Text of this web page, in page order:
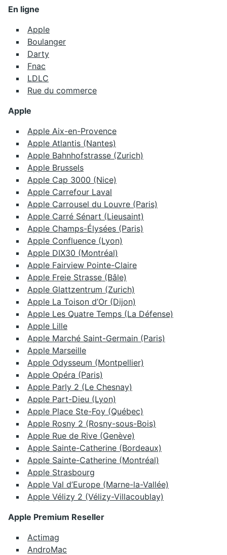
En ligne
Apple
Boulanger
Darty
Fnac
LDLC
Rue du commerce
Apple
Apple Aix-en-Provence
Apple Atlantis (Nantes)
Apple Bahnhofstrasse (Zurich)
Apple Brussels
Apple Cap 3000 (Nice)
Apple Carrefour Laval
Apple Carrousel du Louvre (Paris)
Apple Carré Sénart (Lieusaint)
Apple Champs-Élysées (Paris)
Apple Confluence (Lyon)
Apple DIX30 (Montréal)
Apple Fairview Pointe-Claire
Apple Freie Strasse (Bâle)
Apple Glattzentrum (Zurich)
Apple La Toison d’Or (Dijon)
Apple Les Quatre Temps (La Défense)
Apple Lille
Apple Marché Saint-Germain (Paris)
Apple Marseille
Apple Odysseum (Montpellier)
Apple Opéra (Paris)
Apple Parly 2 (Le Chesnay)
Apple Part-Dieu (Lyon)
Apple Place Ste-Foy (Québec)
Apple Rosny 2 (Rosny-sous-Bois)
Apple Rue de Rive (Genève)
Apple Sainte-Catherine (Bordeaux)
Apple Sainte-Catherine (Montréal)
Apple Strasbourg
Apple Val d’Europe (Marne-la-Vallée)
Apple Vélizy 2 (Vélizy-Villacoublay)
Apple Premium Reseller
Actimag
AndroMac